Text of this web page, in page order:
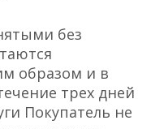
без
образом и в
трех дней
Покупатель не